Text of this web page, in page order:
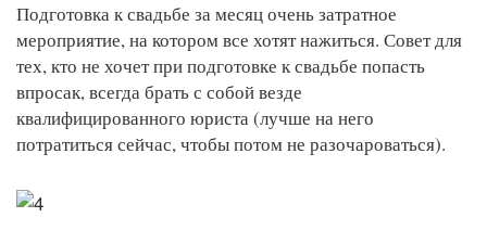
Подготовка к свадьбе за месяц очень затратное
мероприятие, на котором все хотят нажиться. Совет для
тех, кто не хочет при подготовке к свадьбе попасть
впросак, всегда брать с собой везде
квалифицированного юриста (лучше на него
потратиться сейчас, чтобы потом не разочароваться).